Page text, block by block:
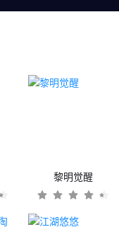
黎明觉醒